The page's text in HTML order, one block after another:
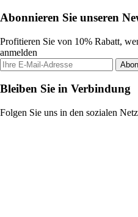
Abonnieren Sie unseren
Profitieren Sie von 10% Rabatt,
anmelden
Bleiben Sie in Verbindung
Folgen Sie uns in den sozialen